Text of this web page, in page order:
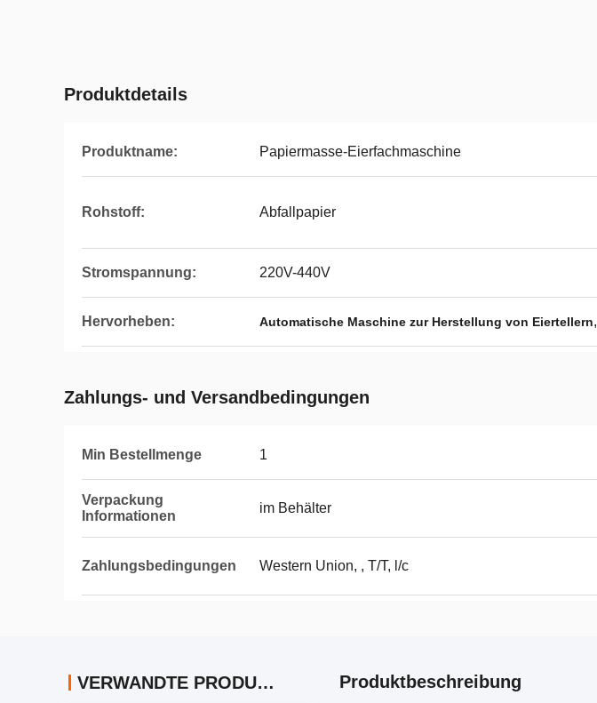
Produktdetails
Produktname: Papiermasse-Eierfachmaschine
Rohstoff: Abfallpapier
Stromspannung: 220V-440V
Hervorheben: Automatische Maschine zur Herstellung von Eiertellern,
Zahlungs- und Versandbedingungen
Min Bestellmenge 1
Verpackung
Informationen
im Behälter
Zahlungsbedingungen Western Union, , T/T, l/c
VERWANDTE PRODUKTE Produktbeschreibung